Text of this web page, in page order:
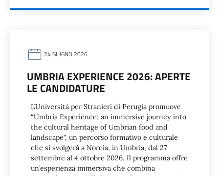
24 GIUGNO 2026
UMBRIA EXPERIENCE 2026: APERTE
LE CANDIDATURE
L’Università per Stranieri di Perugia promuove
“Umbria Experience: an immersive journey into
the cultural heritage of Umbrian food and
landscape”, un percorso formativo e culturale
che si svolgerà a Norcia, in Umbria, dal 27
settembre al 4 ottobre 2026. Il programma offre
un’esperienza immersiva che combina